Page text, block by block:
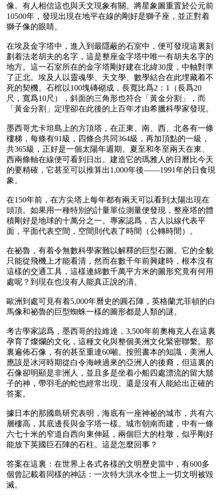
像。有人相信這也與天文現象有關。將星象圖重置於公元前
10500年，發現出現在地平在線的剛好是獅子座，並正對着
獅子像的眼睛。
在埃及金字塔中，進入到最隱蔽的石室中，便可發現這裏刻
劃着法老胡夫的名字，這是整座金字塔中唯一有胡夫名字的
地方。這一石室所在的金字塔剛好建在北緯30度，中軸對準
了正北。埃及人以靈魂學、天文學、數學結合在此埋藏着不
死的契機。石棺以100塊磚砌成，長寬比爲2：1（長爲20
尺，寬爲10尺），斜面的三角形也符合「黃金分割」，而
「黃金分割」定理卻在此後的上百年才由希臘科學家發現。
墨西哥尤卡坦島上的方頂塔，在正東、南、西、北各有一條
樓梯，每條有91級，四條合共同364級，再加頂點的一級，
共365級，正好是一個太陽年週期。夏至和冬至兩天在東、
西兩條軸在線便可看到日出。建造它的瑪雅人的日曆比今天
的要精確，它甚至可以推算出1,000年後——1991年的日食現
象。
在150年前，在方尖塔上每年都有兩天可以看到太陽出現在
頭頂。如果用一種特別的計量單位測量便發現，整座塔的體
積剛好是地球的十萬分之一。專家認爲，古人以線代表平
面，平面代表空間，空間則代表了時間（公轉時間）。
在祕魯，有着令無數科學家難以解釋的巨型石圖。它的全貌
只能從飛機上才能看清，然而在數千年前興建時，根本沒有
這樣的交通工具，這樣連綿數千萬平方米的圖形究竟有何用
處呢？到現在也沒有人能真正說的清。
歐洲到處可見有着5,000年曆史的圓石陣，英格蘭尤菲頓的白
馬像和祕魯的巨型蜘蛛一樣的圖形都是人類的謎。
考古學家認爲，墨西哥的拉維達，3,500年前奧梅克人在這裏
孕育了燦爛的文化，這種文化與整個美洲文化緊密聯繫。那
裏遍佈石像，有的甚至重達60噸。按照書本的知識，美洲人
應該是冰河時期從白令海峽過來的亞洲人的後裔，但這裏的
石像卻明顯是非洲人，並且多是坐着小船四處漂流的留大鬍
子的神，帶羽毛的蛇也經常出現。還是沒有人能給出正確的
答案。
據日本的那國島研究表明，海底有一座神祕的城市，共有六
層樓高，其底邊長與金字塔一樣。城市朝南而建，中有一條
六七十米的窄道自西向東伸延，兩個巨大的柱墩，似乎剛好
能放下英國巨石陣的石柱。這是怎麼回事？
答案在這裏：在世界上各式各樣的文明歷史當中，有600多
個曾記載着同樣的神話：一次特大洪水令世上一切文明被毀
滅。